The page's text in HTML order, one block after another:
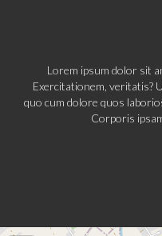
Lorem ipsum dolor sit
Exercitationem, veritatis?
quo cum dolore quos
Corporis